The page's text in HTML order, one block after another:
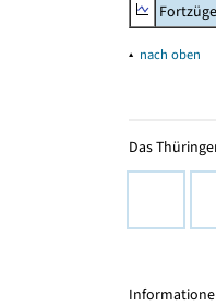
Fortzüge
▴ nach oben
Das